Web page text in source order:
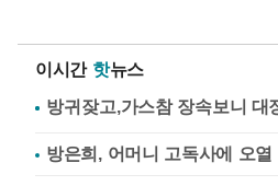
이시간 핫뉴스
방은희, 어머니 고독사에 오